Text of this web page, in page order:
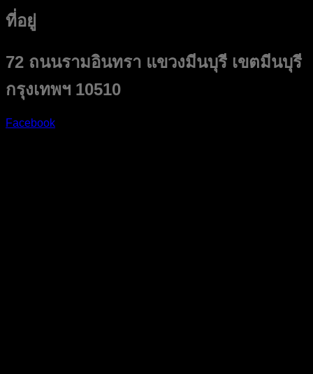
ที่อยู่
72 ถนนรามอินทรา แขวงมีนบุรี เขตมีนบุรี
กรุงเทพฯ 10510
Facebook